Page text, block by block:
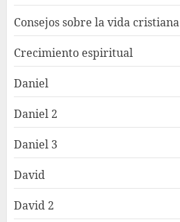
Consejos sobre la vida cristiana
Crecimiento espiritual
Daniel
Daniel 2
Daniel 3
David
David 2